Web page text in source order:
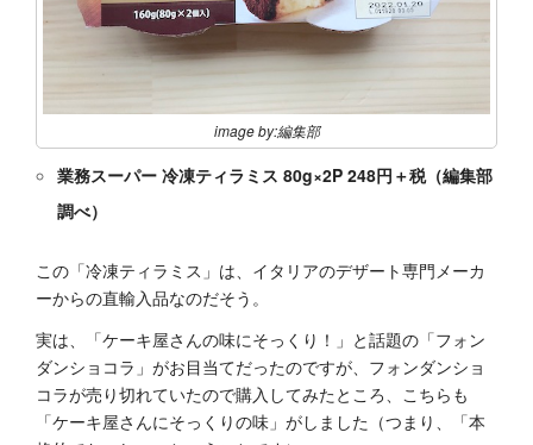
image by:編集部
業務スーパー 冷凍ティラミス 80g×2P 248円＋税（編集部
調べ）
この「冷凍ティラミス」は、イタリアのデザート専門メーカ
ーからの直輸入品なのだそう。
実は、「ケーキ屋さんの味にそっくり！」と話題の「フォン
ダンショコラ」がお目当てだったのですが、フォンダンショ
コラが売り切れていたので購入してみたところ、こちらも
「ケーキ屋さんにそっくりの味」がしました（つまり、「本